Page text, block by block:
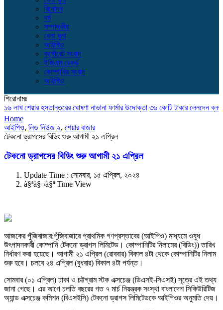
বিনোদন
ধর্ম
সম্পাদকীয়
খেলা ধুলা
আইপিও
কর্পোরেট সংবাদ
ইজিএম রেকর্ড
কোম্পানির সংবাদ
আইপিও
শিরোনামঃ
শেয়ার হস্তান্তরের ঘোষণা নাভানা ফার্মার উদোক্তা ৩৬ কোটি টাকার লেনদেন ব্লক
Home
আইপিও, লিড নিউজ ২, শেয়ার বাজার
টেকনো ড্রাগসের বিডিং শুরু আগামী ২১ এপ্রিল
টেকনো ড্রাগসের বিডিং শুরু আগামী ২১ এপ্রিল
Update Time : সোমবার, ১৫ এপ্রিল, ২০২৪
à§ªà§¬à§ª Time View
আজকের পুঁজিবাজার:পুঁজিবাজারে প্রাথমিক গণপ্রস্তাবের (আইপিও) মাধ্যমে ওষুধ
উৎপাদনকারী কোম্পানি টেকনো ড্রাগস লিমিটেড। কোম্পানিটির নিলামের (বিডিং)) তারিখ
নির্ধারণ করা হয়েছে। আগামী ২১ এপ্রিল (রোববার) বিকাল ৪টা থেকে কোম্পানিটির নিলাম
শুরু হবে। চলবে ২৪ এপ্রিল (বুধবার) বিকাল ৪টা পর্যন্ত।
সোমবার (০১ এপ্রিল) ঢাকা ও চট্টগ্রাম স্টক এক্সচেঞ্জ (ডিএসই-সিএসই) সূত্রে এই তথ্য
জানা গেছে। এর আগে চলতি বছরের গত ৭ মার্চ নিয়ন্ত্রক সংস্থা বাংলাদেশ সিকিউরিটিজ
অ্যান্ড এক্সচেঞ্জ কমিশন (বিএসইসি) টেকনো ড্রাগস লিমিটেডকে আইপিওর অনুমতি দেয়।